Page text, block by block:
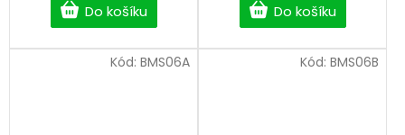
Do košíku Do košíku
Kód: BMS06A Kód: BMS06B